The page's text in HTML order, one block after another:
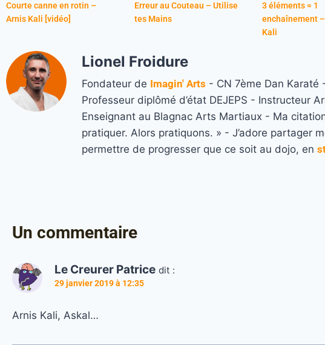
Courte canne en rotin –
Arnis Kali [vidéo]
Erreur au Couteau – Utilise
tes Mains
3 éléments = 1
enchaînement
Kali
Lionel Froidure
Fondateur de Imagin' Arts - CN 7ème Dan
Professeur diplômé d’état DEJEPS - Instructeur
Enseignant au Blagnac Arts Martiaux - Ma
pratiquer. Alors pratiquons. » - J’adore partager
permettre de progresser que ce soit au dojo, en
Un commentaire
Le Creurer Patrice dit :
29 janvier 2019 à 12:35
Arnis Kali, Askal…